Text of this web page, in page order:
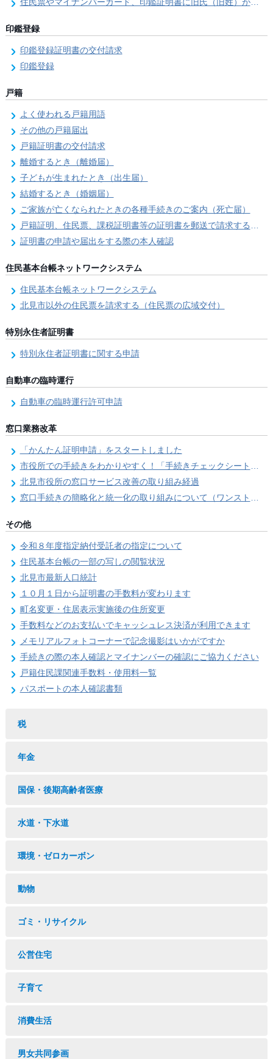
印鑑登録
印鑑登録証明書の交付請求
印鑑登録
戸籍
よく使われる戸籍用語
その他の戸籍届出
戸籍証明書の交付請求
離婚するとき（離婚届）
子どもが生まれたとき（出生届）
結婚するとき（婚姻届）
ご家族が亡くなられたときの各種手続きのご案内（死亡届）
戸籍証明、住民票、課税証明書等の証明書を郵送で請求する際の本人確認
証明書の申請や届出をする際の本人確認
住民基本台帳ネットワークシステム
住民基本台帳ネットワークシステム
北見市以外の住民票を請求する（住民票の広域交付）
特別永住者証明書
特別永住者証明書に関する申請
自動車の臨時運行
自動車の臨時運行許可申請
窓口業務改革
「かんたん証明申請」をスタートしました
市役所での手続きをわかりやすく！「手続きチェックシート」を導入しました
北見市役所の窓口サービス改善の取り組み経過
窓口手続きの簡略化と統一化の取り組みについて（ワンストップサービス推進事業）
その他
令和８年度指定納付受託者の指定について
住民基本台帳の一部の写しの閲覧状況
北見市最新人口統計
１０月１日から証明書の手数料が変わります
町名変更・住居表示実施後の住所変更
手数料などのお支払いでキャッシュレス決済が利用できます
メモリアルフォトコーナーで記念撮影はいかがですか
手続きの際の本人確認とマイナンバーの確認にご協力ください
戸籍住民課関連手数料・使用料一覧
パスポートの本人確認書類
税
年金
国保・後期高齢者医療
水道・下水道
環境・ゼロカーボン
動物
ゴミ・リサイクル
公営住宅
子育て
消費生活
男女共同参画